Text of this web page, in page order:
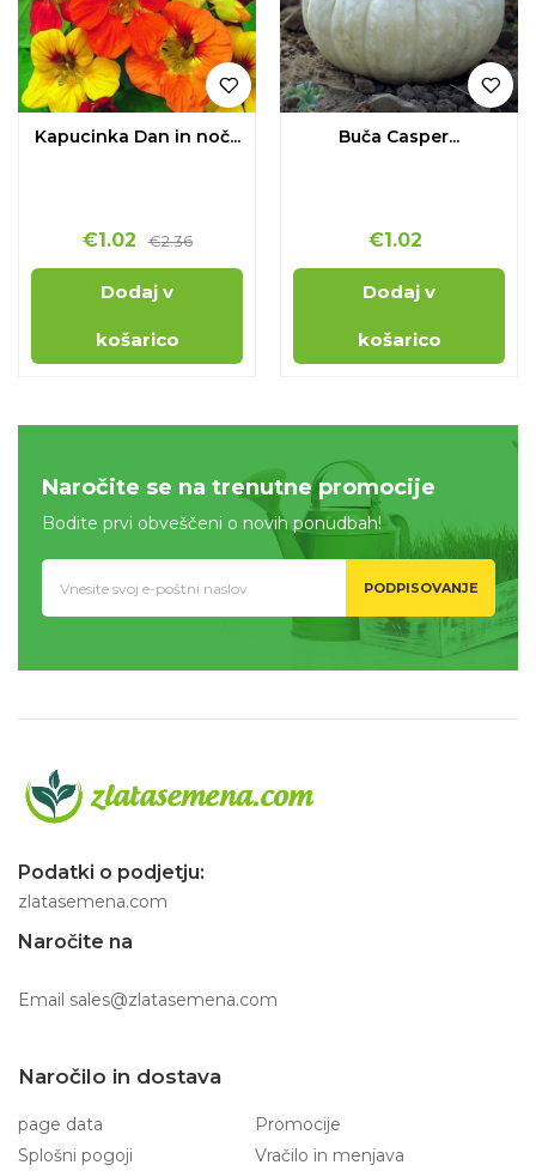
Kapucinka Dan in noč...
€1.02 €2.36
Dodaj v
košarico
Buča Casper...
€1.02
Dodaj v
košarico
Naročite se na trenutne promocije
Bodite prvi obveščeni o novih ponudbah!
PODPISOVANJE
Podatki o podjetju:
zlatasemena.com
Naročite na
Email sales@zlatasemena.com
Naročilo in dostava
page data
Promocije
Splošni pogoji
Vračilo in menjava